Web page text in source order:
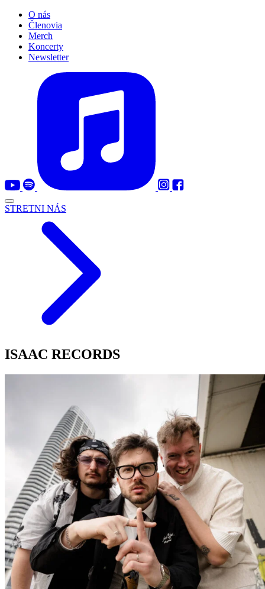
O nás
Členovia
Merch
Koncerty
Newsletter
STRETNI NÁS
ISAAC RECORDS